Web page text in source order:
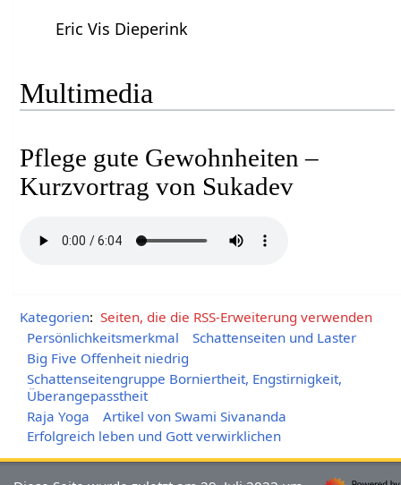
Eric Vis Dieperink
Multimedia
Pflege gute Gewohnheiten –
Kurzvortrag von Sukadev
Kategorien: Seiten, die die RSS-Erweiterung verwenden
Persönlichkeitsmerkmal
Schattenseiten und Laster
Big Five Offenheit niedrig
Schattenseitengruppe Borniertheit, Engstirnigkeit,
Überangepasstheit
Raja Yoga
Artikel von Swami Sivananda
Erfolgreich leben und Gott verwirklichen